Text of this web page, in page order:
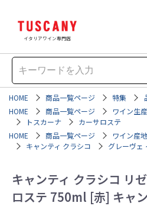
イタリアワイン専門店
HOME 商品一覧ページ 特集
HOME
商品一覧ページ ワイン生
トスカーナ
カーサロステ
HOME
商品一覧ページ ワイン産地
キャンティ クラシコ
グレーヴェ
キャンティ クラシコ リ
ロステ 750ml [赤] キャ